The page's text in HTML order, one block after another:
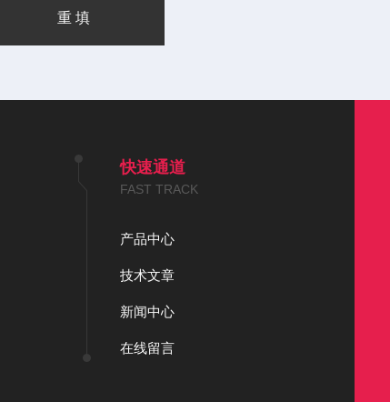
快速通道
FAST TRACK
产品中心
技术文章
新闻中心
在线留言